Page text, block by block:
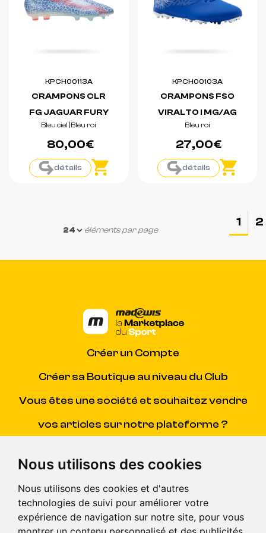
Nous utilisons des cookies
Nous utilisons des cookies et d'autres
technologies de suivi pour améliorer votre
expérience de navigation sur notre site, pour vous
KPCH00113A
CRAMPONS CLR
FG JAGUAR FURY
Bleu ciel Bleu roi
80,00€
détails
KPCH00103A
CRAMPONS FSO
VIRALTO I MG/AG
Bleu roi
27,00€
détails
1 2
éléments par page
Créer un Compte
Créer sa Boutique au niveau du Club
Vous êtes une société et souhaitez vendre
vos articles sur notre plateforme ?
CGV